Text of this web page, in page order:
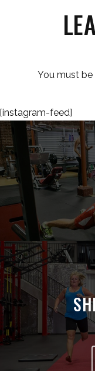
You must be
[instagram-feed]